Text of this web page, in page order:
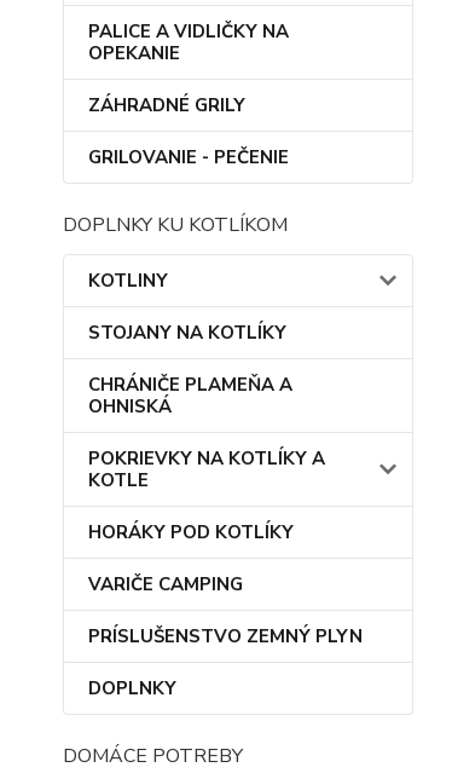
PALICE A VIDLIČKY NA
OPEKANIE
ZÁHRADNÉ GRILY
GRILOVANIE - PEČENIE
DOPLNKY KU KOTLÍKOM
KOTLINY
STOJANY NA KOTLÍKY
CHRÁNIČE PLAMEŇA A
OHNISKÁ
POKRIEVKY NA KOTLÍKY A
KOTLE
HORÁKY POD KOTLÍKY
VARIČE CAMPING
PRÍSLUŠENSTVO ZEMNÝ PLYN
DOPLNKY
DOMÁCE POTREBY